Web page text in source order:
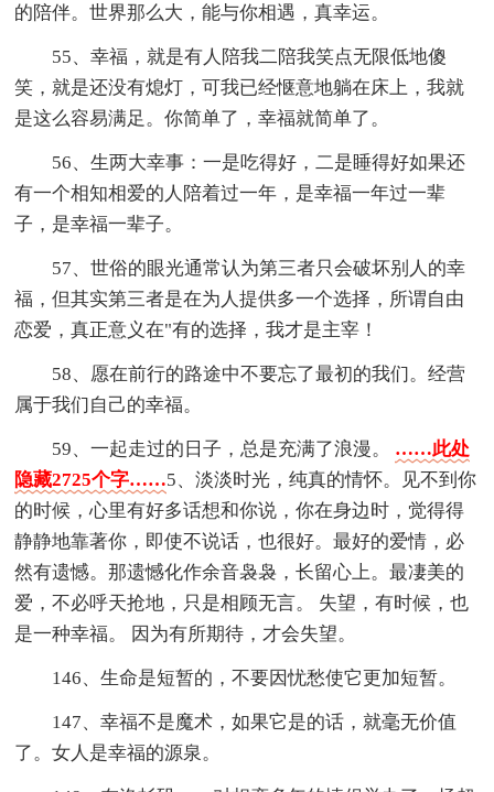
的陪伴。世界那么大，能与你相遇，真幸运。
55、幸福，就是有人陪我二陪我笑点无限低地傻
笑，就是还没有熄灯，可我已经惬意地躺在床上，我就
是这么容易满足。你简单了，幸福就简单了。
56、生两大幸事：一是吃得好，二是睡得好如果还
有一个相知相爱的人陪着过一年，是幸福一年过一辈
子，是幸福一辈子。
57、世俗的眼光通常认为第三者只会破坏别人的幸
福，但其实第三者是在为人提供多一个选择，所谓自由
恋爱，真正意义在"有的选择，我才是主宰！
58、愿在前行的路途中不要忘了最初的我们。经营
属于我们自己的幸福。
59、一起走过的日子，总是充满了浪漫。 ……此处
隐藏2725个字……5、淡淡时光，纯真的情怀。见不到你
的时候，心里有好多话想和你说，你在身边时，觉得得
静静地靠著你，即使不说话，也很好。最好的爱情，必
然有遗憾。那遗憾化作余音袅袅，长留心上。最凄美的
爱，不必呼天抢地，只是相顾无言。 失望，有时候，也
是一种幸福。 因为有所期待，才会失望。
146、生命是短暂的，不要因忧愁使它更加短暂。
147、幸福不是魔术，如果它是的话，就毫无价值
了。女人是幸福的源泉。